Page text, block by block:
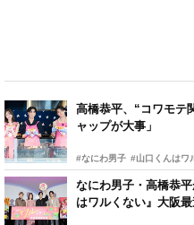
高橋恭平、“コワモテ
ャップが大事」
#なにわ男子 #山口くんはワ
なにわ男子・高橋恭
はワルくない』大阪